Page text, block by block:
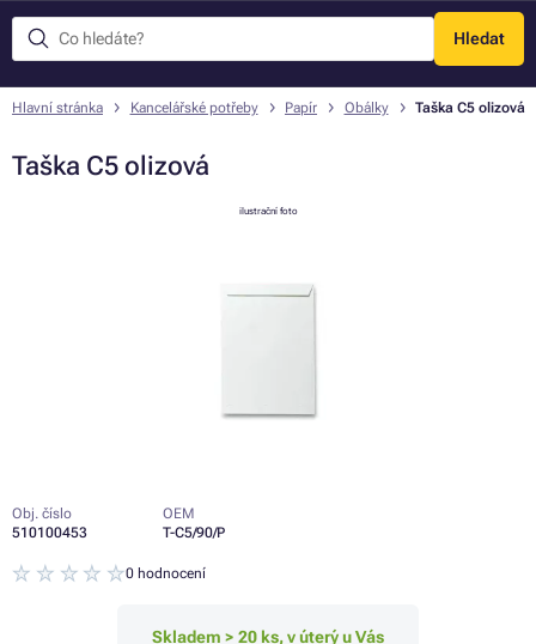
Hledat
Menu
Hlavní stránka Kancelářské potřeby Papír Obálky Taška C5 olizová
Taška C5 olizová
ilustrační foto
Obj. číslo
510100453
OEM
T-C5/90/P
0 hodnocení
Skladem > 20 ks, v úterý u Vás